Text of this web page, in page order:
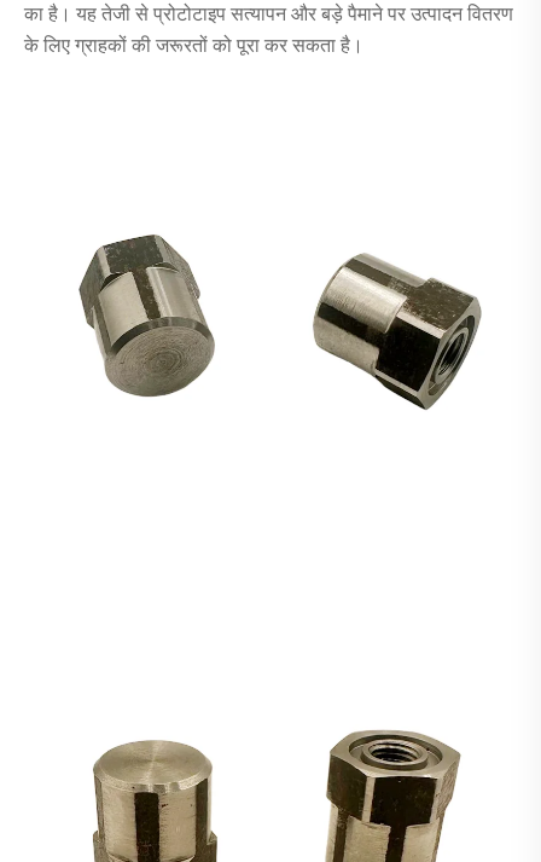
का है। यह तेजी से प्रोटोटाइप सत्यापन और बड़े पैमाने पर उत्पादन वितरण
के लिए ग्राहकों की जरूरतों को पूरा कर सकता है।